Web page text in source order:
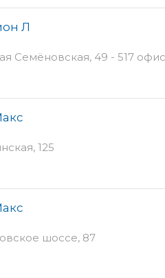
Л
Семёновская, 49 - 517
125
шоссе, 87